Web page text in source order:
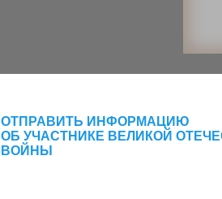
ОТПРАВИТЬ ИНФОРМАЦИЮ
ОБ УЧАСТНИКЕ ВЕЛИКОЙ
ВОЙНЫ